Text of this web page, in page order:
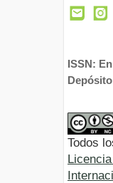
ISSN:
Todos